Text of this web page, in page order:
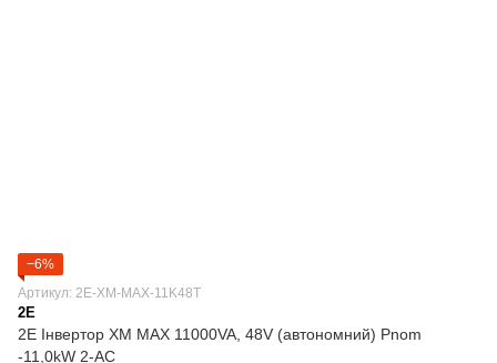
−6%
Артикул: 2E-XM-MAX-11K48T
2E
2E Інвертор XM MAX 11000VA, 48V (автономний) Pnom
-11,0kW 2-AC